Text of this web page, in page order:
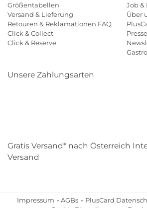
Größentabellen
Versand & Lieferung
Retouren & Reklamationen FAQ
Click & Collect
Click & Reserve
Job &
Über
Presse
Unsere Zahlungsarten
Gratis Versand* nach Österreich
Versand
Impressum AGBs PlusCard